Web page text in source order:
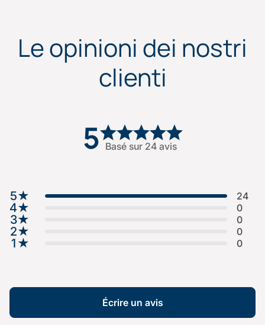
Le opinioni dei nostri
clienti
5 Basé sur 24 avis
5★ 24
4★ 0
3★ 0
2★ 0
1 ★ 0
Écrire un avis